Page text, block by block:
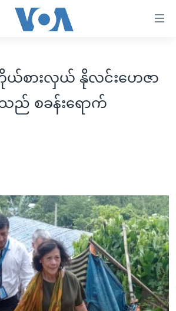
း
ယ်
ာ
ာ
စာ
က်အလက်များ
ဉ်
စားလှယ် နိုလင်းဟေဇာ
သည် စခန်းရောက်